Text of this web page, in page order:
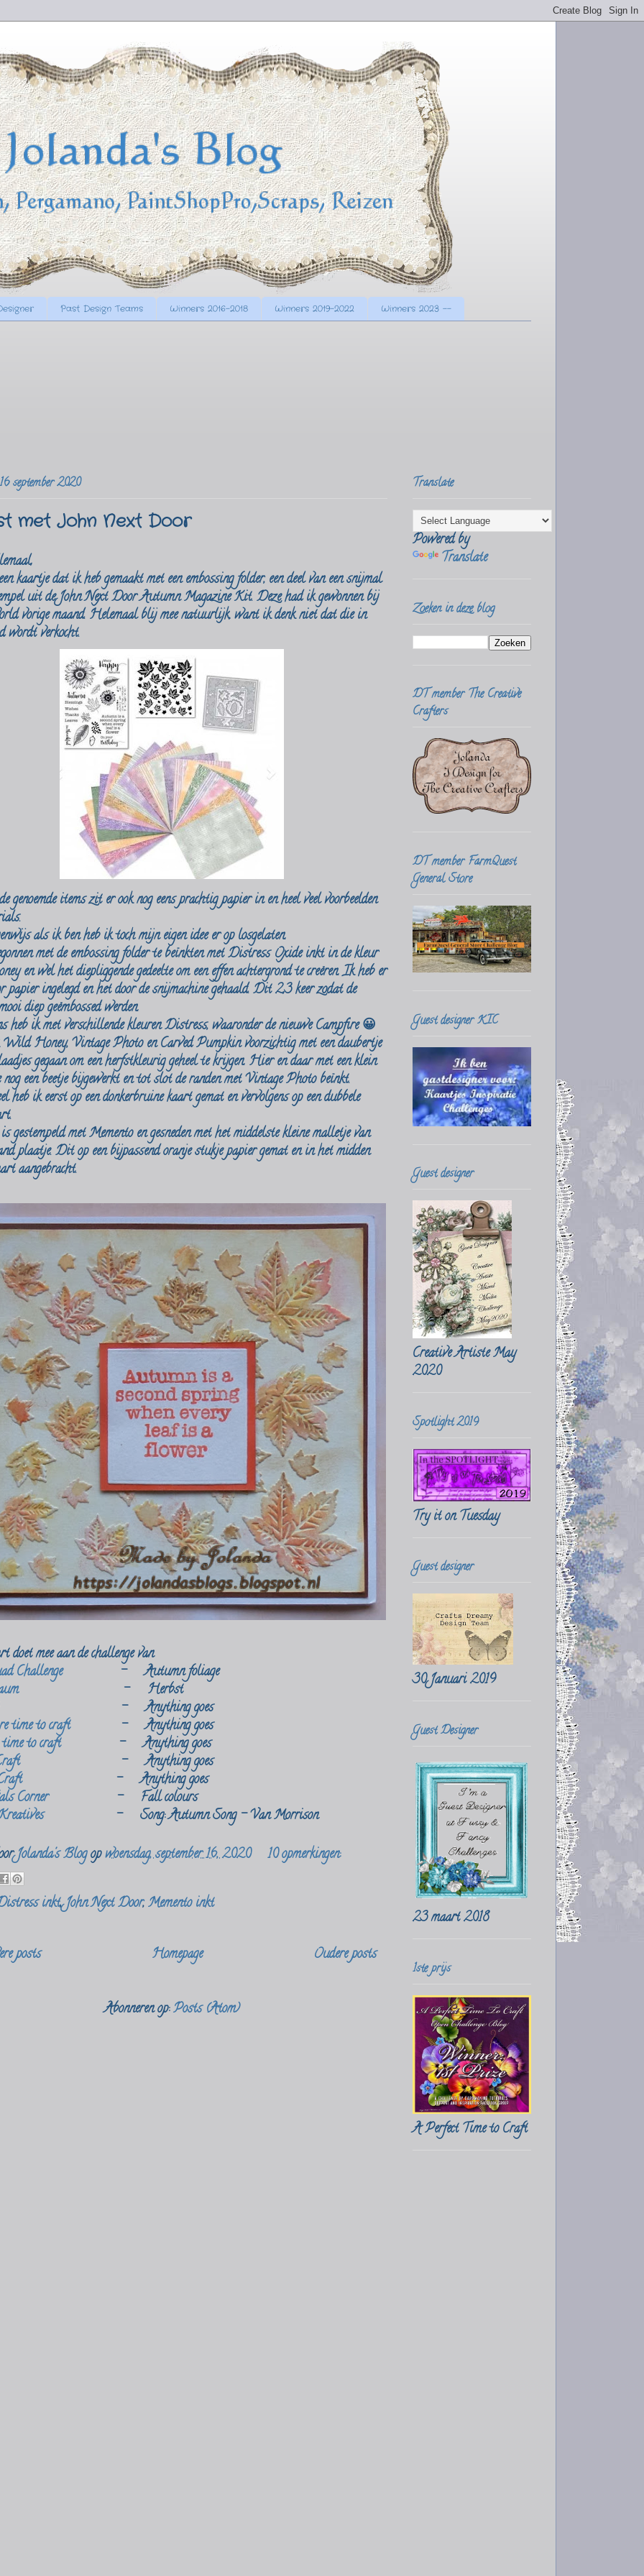
Past Design Teams Winners 2016-2018 Winners 2019-2022 Winners 2023 --
september 2020
met John Next Door
kaartje dat ik heb gemaakt met een embossing folder, een deel van een snijmal
uit de John Next Door Autumn Magazine Kit. Deze had ik gewonnen bij
vorige maand. Helemaal blij mee natuurlijk, want ik denk niet dat die in
wordt verkocht.
genoemde items zit er ook nog eens prachtig papier in en heel veel voorbeelden
als ik ben heb ik toch mijn eigen idee er op losgelaten.
met de embossing folder te beïnkten met Distress Oxide inkt in de kleur
en wel het diepliggende gedeelte om een effen achtergrond te creëren. Ik heb er
papier ingelegd en het door de snijmachine gehaald. Dit 2,3 keer zodat de
diep geëmbossed werden.
heb ik met verschillende kleuren Distress, waaronder de nieuwe Campfire 😀
Wild Honey, Vintage Photo en Carved Pumpkin voorzichtig met een daubertje
gegaan om een herfstkleurig geheel te krijgen. Hier en daar met een klein
nog een beetje bijgewerkt en tot slot de randen met Vintage Photo beïnkt.
heb ik eerst op een donkerbruine kaart gemat en vervolgens op een dubbele
gestempeld met Memento en gesneden met het middelste kleine malletje van
plaatje. Dit op een bijpassend oranje stukje papier gemat en in het midden
aangebracht.
doet mee aan de challenge van
Challenge- Autumn foliage
- Herbst
Anything goes
time to craft- Anything goes
to craft- Anything goes
- Anything goes
- Anything goes
Corner- Fall colours
- Song: Autumn Song - Van Morrison
Jolanda's Blogopwoensdag, september 16, 2020 10 opmerkingen:
inkt,John Next Door,Memento inkt
posts Oudere posts
Homepage
Abonneren op:Posts (Atom)
Translate
Powered by
Translate
Zoeken in deze blog
DT member The Creative
Crafters
DT member FarmQuest
General Store
Guest designer KIC
Guest designer
Creative Artiste May
2020
Spotlight 2019
Try it on Tuesday
Guest designer
30 Januari 2019
Guest Designer
23 maart 2018
1ste prijs
A Perfect Time to Craft